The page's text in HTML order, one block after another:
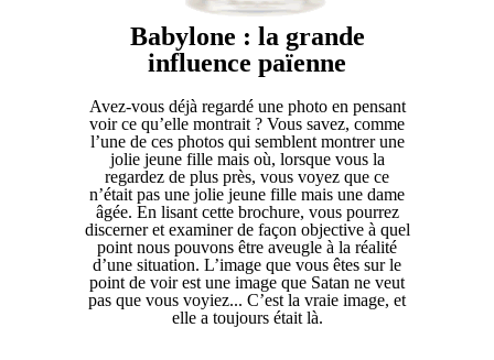
Babylone : la grande
influence païenne
Avez-vous déjà regardé une photo en pensant
voir ce qu’elle montrait ? Vous savez, comme
l’une de ces photos qui semblent montrer une
jolie jeune fille mais où, lorsque vous la
regardez de plus près, vous voyez que ce
n’était pas une jolie jeune fille mais une dame
âgée. En lisant cette brochure, vous pourrez
discerner et examiner de façon objective à quel
point nous pouvons être aveugle à la réalité
d’une situation. L’image que vous êtes sur le
point de voir est une image que Satan ne veut
pas que vous voyiez... C’est la vraie image, et
elle a toujours était là.